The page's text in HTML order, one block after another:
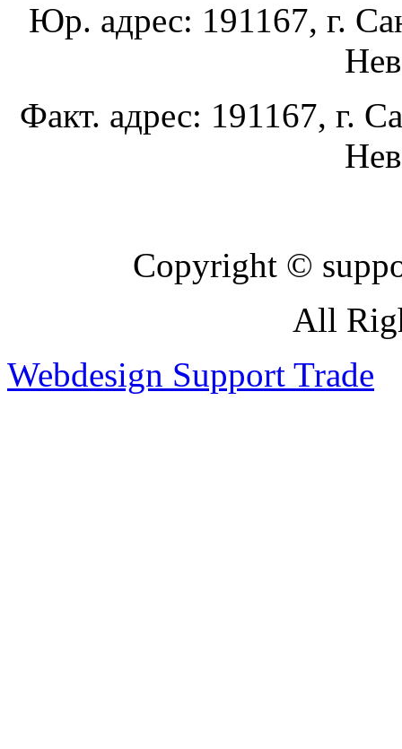
Юр. адрес: 191167, г.
Факт. адрес: 191167, г.
Copyright ©
All
Webdesign Support Trade